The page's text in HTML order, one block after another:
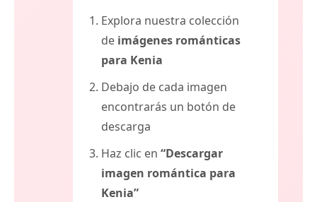
Explora nuestra colección
de imágenes románticas
para Kenia
Debajo de cada imagen
encontrarás un botón de
descarga
Haz clic en “Descargar
imagen romántica para
Kenia”